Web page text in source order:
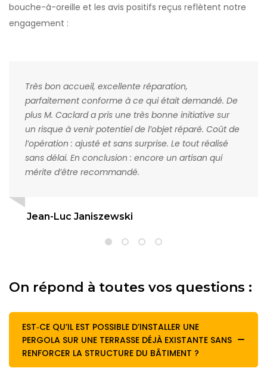
bouche-à-oreille et les avis positifs reçus reflètent notre
engagement :
Très bon accueil, excellente réparation,
parfaitement conforme à ce qui était demandé. De
plus M. Caclard a pris une très bonne initiative sur
un risque à venir potentiel de l’objet réparé. Coût de
l’opération : ajusté et sans surprise. Le tout réalisé
sans délai. En conclusion : encore un artisan qui
mérite d’être recommandé.
Jean-Luc Janiszewski
On répond à toutes vos questions :
EST‑CE QU’IL EST POSSIBLE D’INSTALLER UNE
PERGOLA SUR UNE TERRASSE DÉJÀ EXISTANTE SANS
RENFORCER LA STRUCTURE DU BÂTIMENT ?